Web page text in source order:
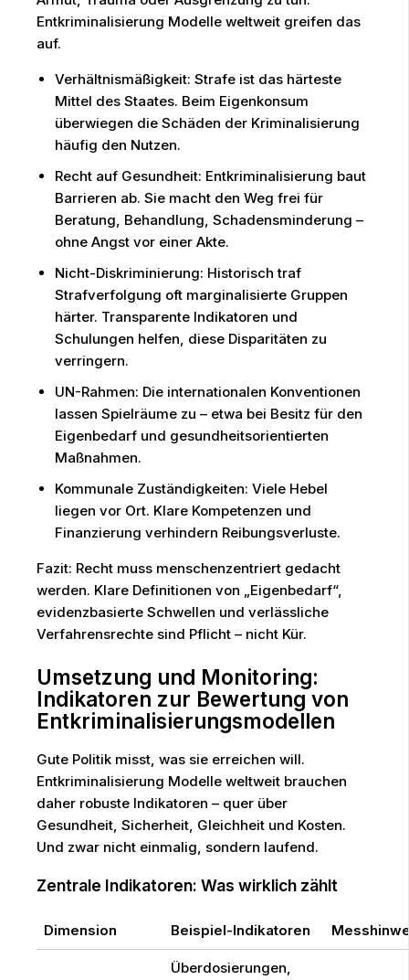
Entkriminalisierung Modelle weltweit greifen das
auf.
Verhältnismäßigkeit: Strafe ist das härteste
Mittel des Staates. Beim Eigenkonsum
überwiegen die Schäden der Kriminalisierung
häufig den Nutzen.
Recht auf Gesundheit: Entkriminalisierung baut
Barrieren ab. Sie macht den Weg frei für
Beratung, Behandlung, Schadensminderung –
ohne Angst vor einer Akte.
Nicht-Diskriminierung: Historisch traf
Strafverfolgung oft marginalisierte Gruppen
härter. Transparente Indikatoren und
Schulungen helfen, diese Disparitäten zu
verringern.
UN-Rahmen: Die internationalen Konventionen
lassen Spielräume zu – etwa bei Besitz für den
Eigenbedarf und gesundheitsorientierten
Maßnahmen.
Kommunale Zuständigkeiten: Viele Hebel
liegen vor Ort. Klare Kompetenzen und
Finanzierung verhindern Reibungsverluste.
Fazit: Recht muss menschenzentriert gedacht
werden. Klare Definitionen von „Eigenbedarf“,
evidenzbasierte Schwellen und verlässliche
Verfahrensrechte sind Pflicht – nicht Kür.
Umsetzung und Monitoring:
Indikatoren zur Bewertung von
Entkriminalisierungsmodellen
Gute Politik misst, was sie erreichen will.
Entkriminalisierung Modelle weltweit brauchen
daher robuste Indikatoren – quer über
Gesundheit, Sicherheit, Gleichheit und Kosten.
Und zwar nicht einmalig, sondern laufend.
Zentrale Indikatoren: Was wirklich zählt
Dimension Beispiel-Indikatoren
Überdosierungen,